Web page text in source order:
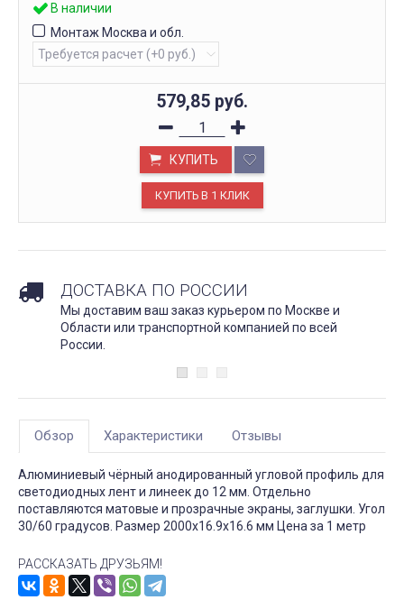
В наличии
Монтаж Москва и обл.
579,85 руб.
КУПИТЬ
ДОСТАВКА ПО РОССИИ
Мы доставим ваш заказ курьером по Москве и
Области или транспортной компанией по всей
России.
Обзор Характеристики Отзывы
Алюминиевый чёрный анодированный угловой профиль для
светодиодных лент и линеек до 12 мм. Отдельно
поставляются матовые и прозрачные экраны, заглушки. Угол
30/60 градусов. Размер 2000х16.9х16.6 мм Цена за 1 метр
РАССКАЗАТЬ ДРУЗЬЯМ!